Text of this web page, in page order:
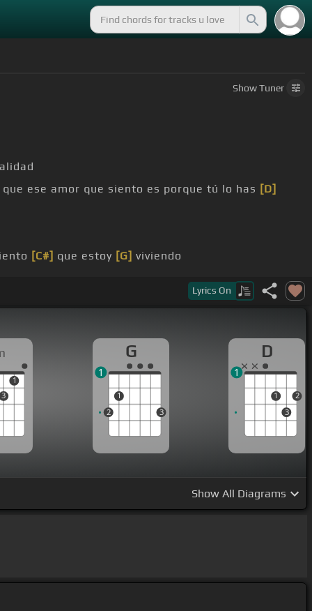
ShowTuner
ese amor que siento es porque tú lo has [D]
[C#] que estoy [G] viviendo
Lyrics On
3
1
G
2
1
3
1
D
1
3
2
1
Show All Diagrams